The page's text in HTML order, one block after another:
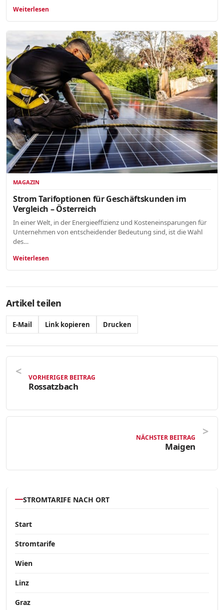
Weiterlesen
MAGAZIN
Strom Tarifoptionen für Geschäftskunden im
Vergleich – Österreich
In einer Welt, in der Energieeffizienz und Kosteneinsparungen für
Unternehmen von entscheidender Bedeutung sind, ist die Wahl
des…
Weiterlesen
Artikel teilen
E-Mail Link kopieren Drucken
VORHERIGER BEITRAG
Rossatzbach
NÄCHSTER BEITRAG
Maigen
STROMTARIFE NACH ORT
Start
Stromtarife
Wien
Linz
Graz